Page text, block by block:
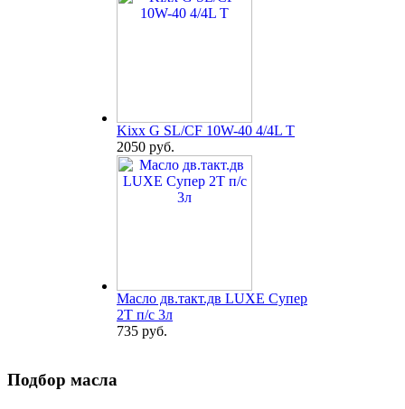
Kixx G SL/CF 10W-40 4/4L T
2050 руб.
Масло дв.такт.дв LUXE Супер
2Т п/с 3л
735 руб.
Подбор масла